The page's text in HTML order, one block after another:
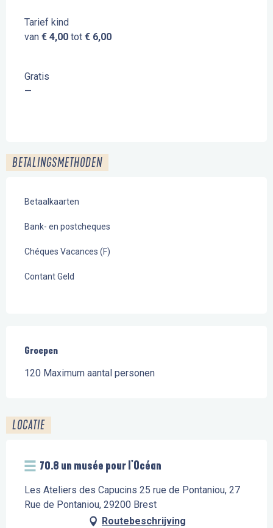
Tarief kind
van € 4,00 tot € 6,00
Gratis
—
BETALINGSMETHODEN
Betaalkaarten
Bank- en postcheques
Chéques Vacances (F)
Contant Geld
Groepen
Groepen
120 Maximum aantal personen
LOCATIE
70.8 un musée pour l'Océan
Les Ateliers des Capucins 25 rue de Pontaniou, 27
Rue de Pontaniou, 29200 Brest
Routebeschrijving